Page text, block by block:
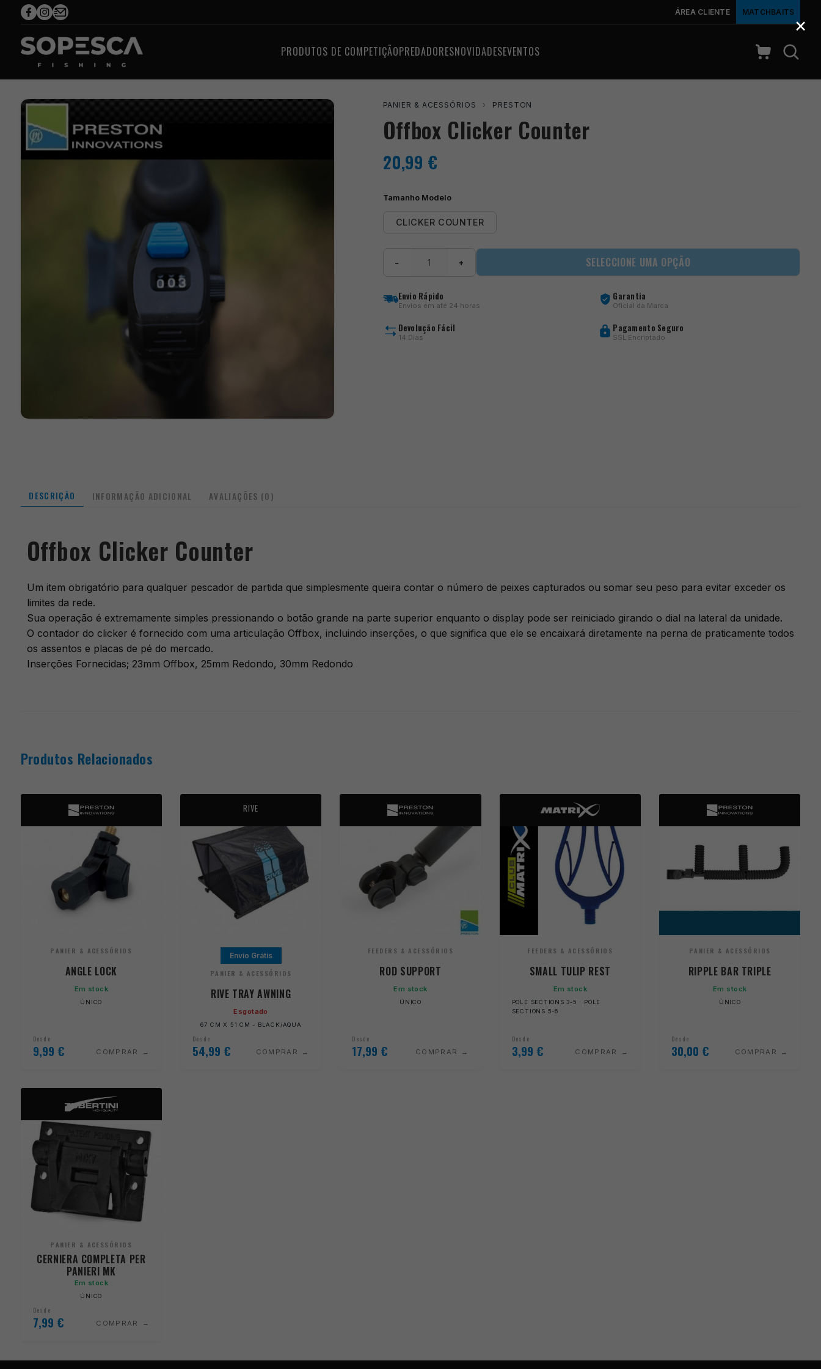
ÁREA CLIENTE MATCHBAITS
PRODUTOS DE COMPETIÇÃOPREDADORESNOVIDADESEVENTOS
PANIER & ACESSÓRIOS › PRESTON
Offbox Clicker Counter
20,99 €
Tamanho Modelo
CLICKER COUNTER
Counter
− + SELECCIONE UMA OPÇÃO
Envio Rápido
Envios em até 24 horas
Garantia
Oficial da Marca
Devolução Fácil
14 Dias
Pagamento Seguro
SSL Encriptado
DESCRIÇÃO INFORMAÇÃO ADICIONAL AVALIAÇÕES (0)
Offbox Clicker Counter
Um item obrigatório para qualquer pescador de partida que simplesmente queira contar o número de peixes capturados ou somar seu peso para evitar exceder os
limites da rede.
Sua operação é extremamente simples pressionando o botão grande na parte superior enquanto o display pode ser reiniciado girando o dial na lateral da unidade.
O contador do clicker é fornecido com uma articulação Offbox, incluindo inserções, o que significa que ele se encaixará diretamente na perna de praticamente todos
os assentos e placas de pé do mercado.
Inserções Fornecidas; 23mm Offbox, 25mm Redondo, 30mm Redondo
Produtos Relacionados
PANIER & ACESSÓRIOS
ANGLE LOCK
Em stock
ÚNICO
Desde
9,99 € COMPRAR
RIVE
Envio Grátis
PANIER & ACESSÓRIOS
RIVE TRAY AWNING
Esgotado
67 CM X 51 CM - BLACK/AQUA
Desde
54,99 € COMPRAR
FEEDERS & ACESSÓRIOS
ROD SUPPORT
Em stock
ÚNICO
Desde
17,99 € COMPRAR
FEEDERS & ACESSÓRIOS
SMALL TULIP REST
Em stock
POLE SECTIONS 3-5 · POLE
SECTIONS 5-6
Desde
3,99 € COMPRAR
PANIER & ACESSÓRIOS
RIPPLE BAR TRIPLE
Em stock
ÚNICO
Desde
30,00 € COMPRAR
PANIER & ACESSÓRIOS
CERNIERA COMPLETA PER
PANIERI MK
Em stock
ÚNICO
Desde
7,99 € COMPRAR
×